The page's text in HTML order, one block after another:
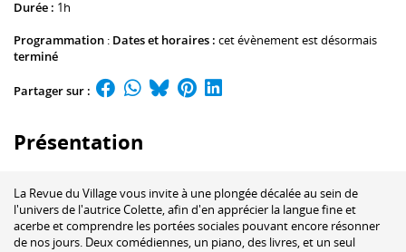
Durée : 1h
Programmation : Dates et horaires : cet évènement est désormais
terminé
Partager sur :
Présentation
La Revue du Village vous invite à une plongée décalée au sein de
l'univers de l'autrice Colette, afin d'en apprécier la langue fine et
acerbe et comprendre les portées sociales pouvant encore résonner
de nos jours. Deux comédiennes, un piano, des livres, et un seul